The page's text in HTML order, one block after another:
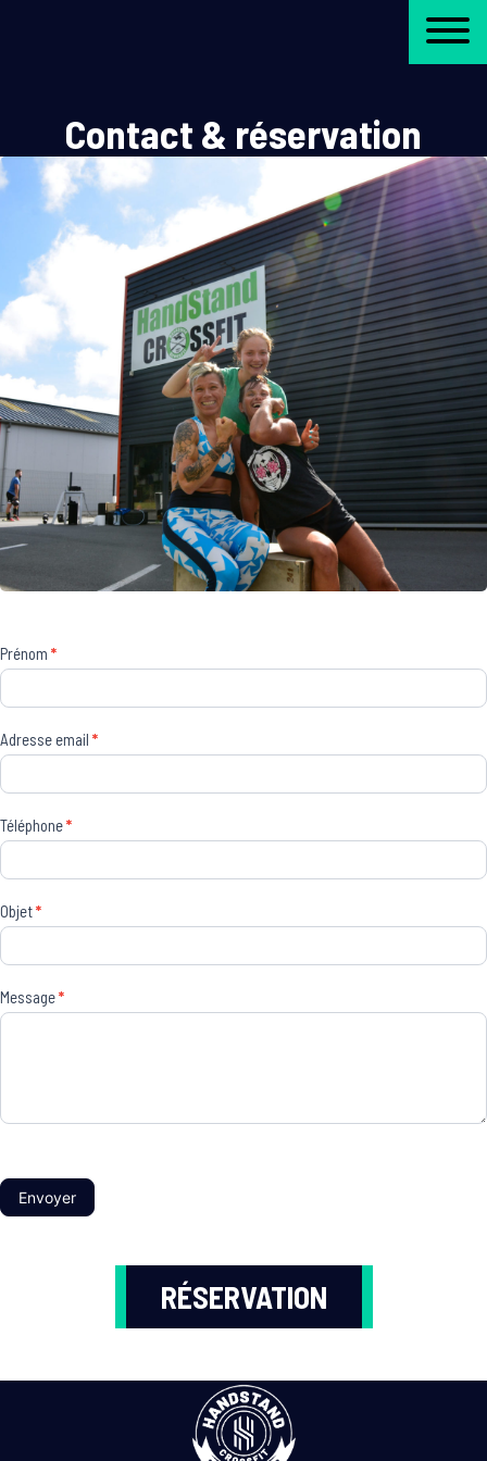
Contact & réservation
Contact
Prénom *
Adresse email *
Téléphone*
Objet*
Message*
Envoyer
RÉSERVATION